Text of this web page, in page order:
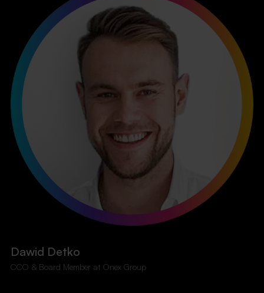
Dawid Detko
CCO & Board Member at Onex Group